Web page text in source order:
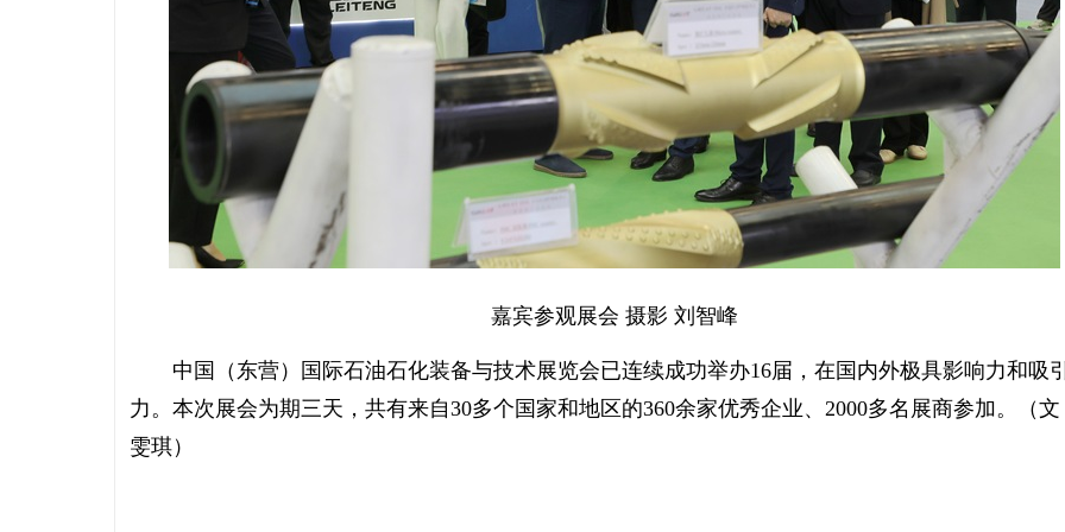
嘉宾参观展会 摄影 刘智峰
中国（东营）国际石油石化装备与技术展览会已连续成功举办16届，在国内外极具影响力和吸
力。本次展会为期三天，共有来自30多个国家和地区的360余家优秀企业、2000多名展商参加。（文
雯琪）